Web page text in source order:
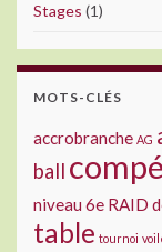
Stages (1)
MOTS-CLÉS
accrobranche AG
ball
niveau 6e RAID
table tournoi